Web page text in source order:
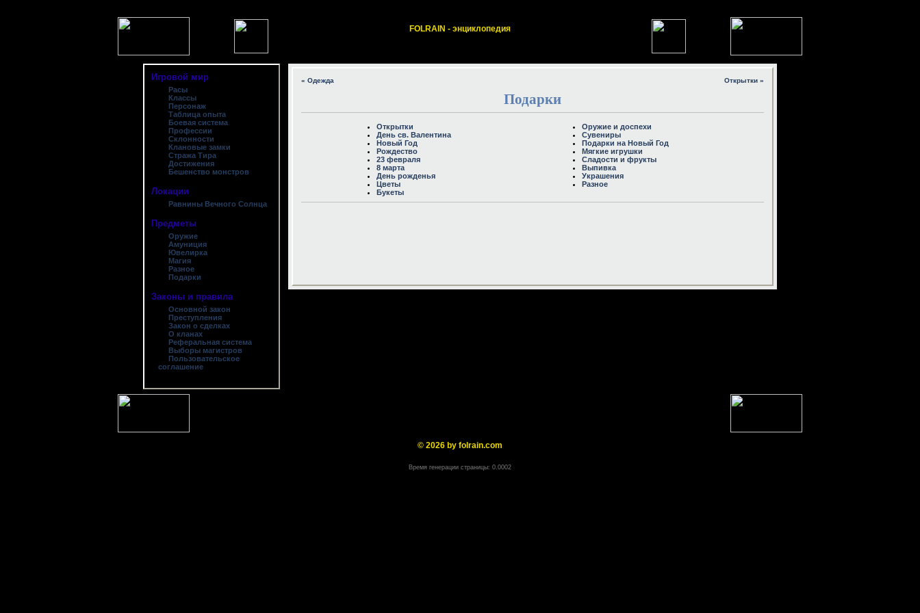
FOLRAIN - энциклопедия
Игровой мир
Расы
Классы
Персонаж
Таблица опыта
Боевая система
Профессии
Склонности
Клановые замки
Стража Тира
Достижения
Бешенство монстров
Локации
Равнины Вечного Солнца
Предметы
Оружие
Амуниция
Ювелирка
Магия
Разное
Подарки
Законы и правила
Основной закон
Преступления
Закон о сделках
О кланах
Реферальная система
Выборы магистров
Пользовательское
соглашение
« Одежда Открытки »
Подарки
Открытки
День св. Валентина
Новый Год
Рождество
23 февраля
8 марта
День рожденья
Цветы
Букеты
Оружие и доспехи
Сувениры
Подарки на Новый Год
Мягкие игрушки
Сладости и фрукты
Выпивка
Украшения
Разное
© 2026 by folrain.com
Время генерации страницы: 0.0002